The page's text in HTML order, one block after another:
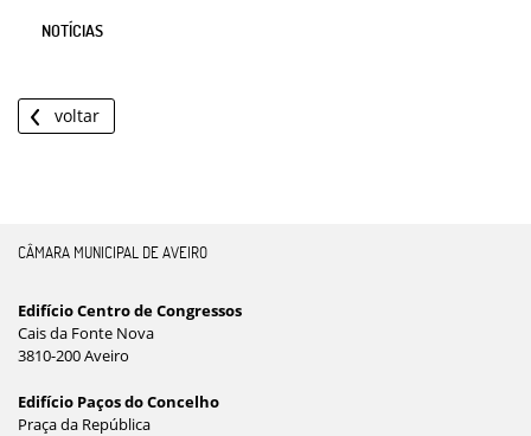
NOTÍCIAS
voltar
CÂMARA MUNICIPAL DE AVEIRO
Edifício Centro de Congressos
Cais da Fonte Nova
3810-200 Aveiro
Edifício Paços do Concelho
Praça da República